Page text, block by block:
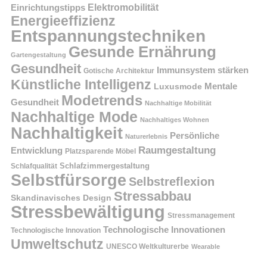
Einrichtungstipps Elektromobilität
Energieeffizienz
Entspannungstechniken
Gartengestaltung Gesunde Ernährung
Gesundheit Gotische Architektur Immunsystem stärken
Künstliche Intelligenz Luxusmode Mentale
Gesundheit Modetrends Nachhaltige Mobilität
Nachhaltige Mode Nachhaltiges Wohnen
Nachhaltigkeit Naturerlebnis Persönliche
Entwicklung Platzsparende Möbel Raumgestaltung
Schlafqualität Schlafzimmergestaltung
Selbstfürsorge Selbstreflexion
Skandinavisches Design Stressabbau
Stressbewältigung Stressmanagement
Technologische Innovation Technologische Innovationen
Umweltschutz UNESCO Weltkulturerbe Wearable